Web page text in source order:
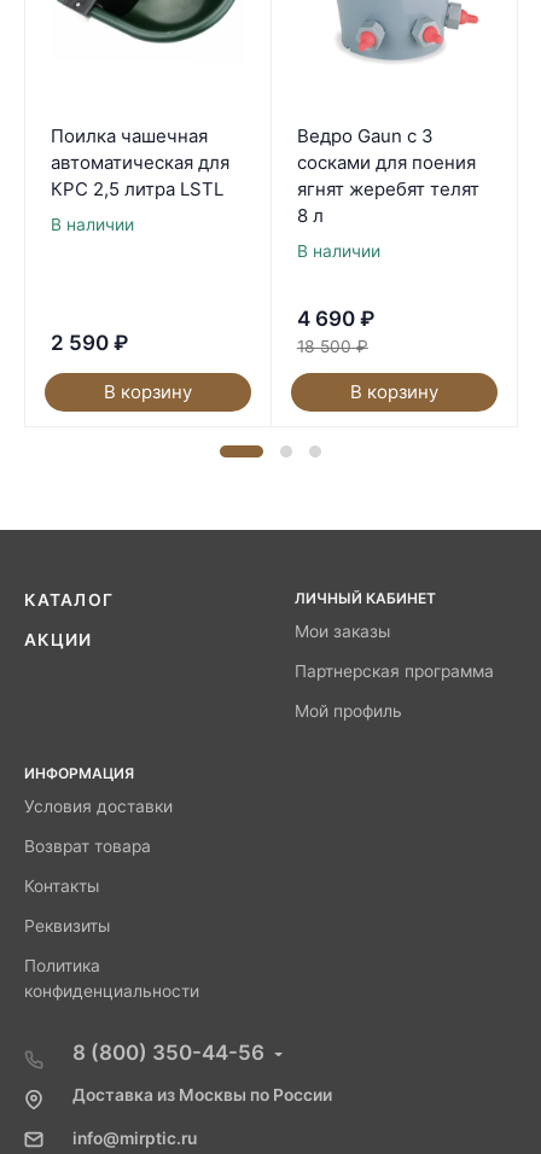
Поилка чашечная
автоматическая для
КРС 2,5 литра LSTL
В наличии
2 590 ₽
В корзину
Ведро Gaun с 3
сосками для поения
ягнят жеребят телят
8 л
В наличии
4 690 ₽
18 500 ₽
В корзину
КАТАЛОГ
АКЦИИ
ЛИЧНЫЙ КАБИНЕТ
Мои заказы
Партнерская программа
Мой профиль
ИНФОРМАЦИЯ
Условия доставки
Возврат товара
Контакты
Реквизиты
Политика
конфиденциальности
8 (800) 350-44-56
Доставка из Москвы по России
info@mirptic.ru